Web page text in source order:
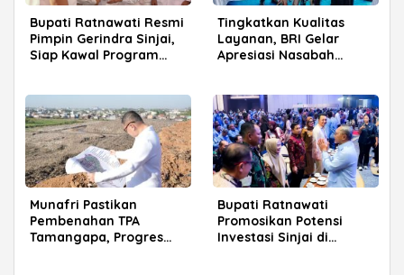
Bupati Ratnawati Resmi
Pimpin Gerindra Sinjai,
Siap Kawal Program
Tingkatkan Kualitas
Layanan, BRI Gelar
Apresiasi Nasabah
Munafri Pastikan
Pembenahan TPA
Tamangapa, Progres
Bupati Ratnawati
Promosikan Potensi
Investasi Sinjai di